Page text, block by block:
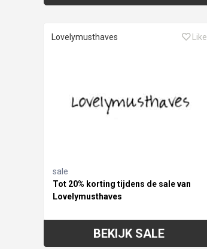
Lovelymusthaves Like
sale
Tot 20% korting tijdens de sale van
Lovelymusthaves
BEKIJK SALE